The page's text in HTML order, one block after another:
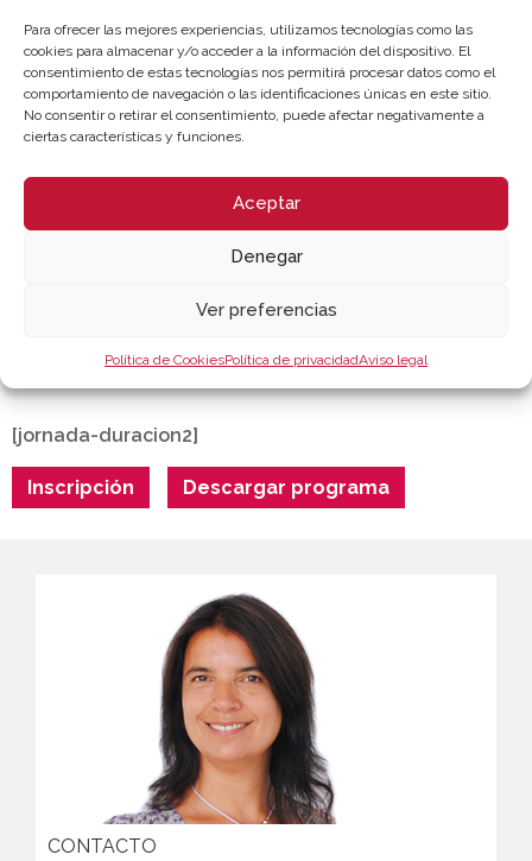
Para ofrecer las mejores experiencias, utilizamos tecnologías como las
cookies para almacenar y/o acceder a la información del dispositivo. El
consentimiento de estas tecnologías nos permitirá procesar datos como el
comportamiento de navegación o las identificaciones únicas en este sitio.
No consentir o retirar el consentimiento, puede afectar negativamente a
ciertas características y funciones.
Aceptar
Denegar
Ver preferencias
Política de CookiesPolítica de privacidadAviso legal
15:45 h.
Coloquio, preguntas y clausura.
Dª. Mª Victoria Guillén / Técnico / Cámara Valencia.
Contacto: vguillen@camaravalencia.com
LUGAR DE CELEBRACIÓN
Sesión online
[jornada-duracion2]
Inscripción Descargar programa
CONTACTO